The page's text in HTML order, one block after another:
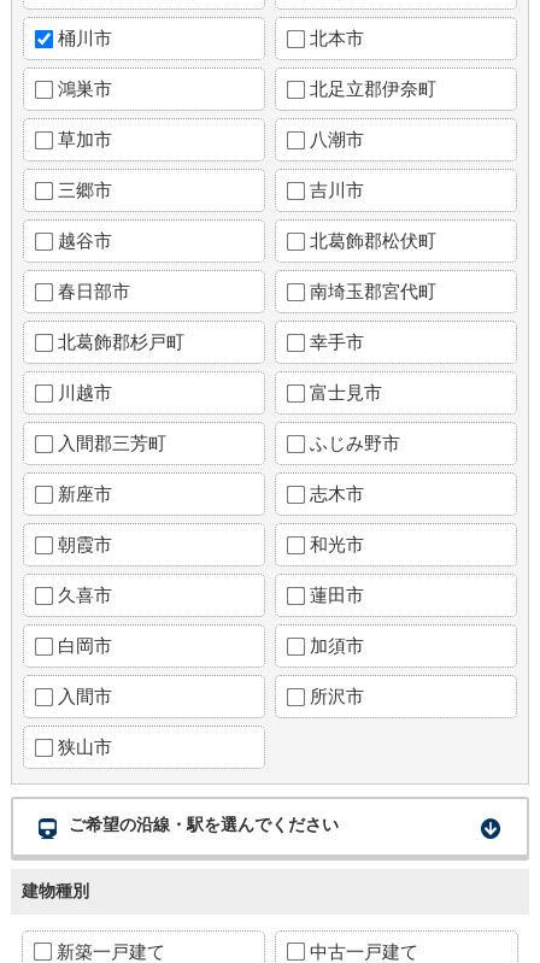
桶川市 北本市
鴻巣市 北足立郡伊奈町
草加市 八潮市
三郷市 吉川市
越谷市 北葛飾郡松伏町
春日部市 南埼玉郡宮代町
北葛飾郡杉戸町 幸手市
川越市 富士見市
入間郡三芳町 ふじみ野市
新座市 志木市
朝霞市 和光市
久喜市 蓮田市
白岡市 加須市
入間市 所沢市
狭山市
ご希望の沿線・駅を選んでください
建物種別
新築一戸建て 中古一戸建て